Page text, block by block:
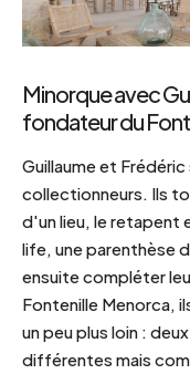
Minorque avec
fondateur du
Guillaume et
collectionneurs. Ils
d'un lieu, le retapent
life, une parenthèse
ensuite compléter
Fontenille Menorca,
un peu plus loin :
différentes mais